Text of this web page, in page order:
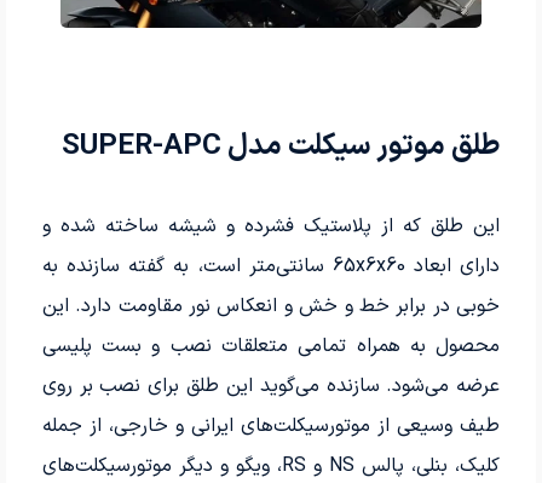
طلق موتور سیکلت مدل SUPER-APC
این طلق که از پلاستیک فشرده و شیشه ساخته شده و
دارای ابعاد 65x6x60 سانتی‌متر است، به گفته سازنده به
خوبی در برابر خط و خش و انعکاس نور مقاومت دارد. این
محصول به همراه تمامی متعلقات نصب و بست پلیسی
عرضه می‌شود. سازنده می‌گوید این طلق برای نصب بر روی
طیف وسیعی از موتورسیکلت‌های ایرانی و خارجی، از جمله
کلیک، بنلی، پالس NS و RS، ویگو و دیگر موتورسیکلت‌های